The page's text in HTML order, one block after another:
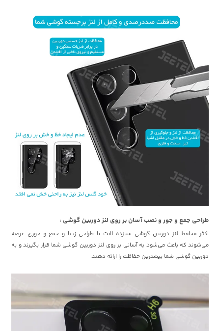
طراحی جمع و جور و نصب آسان بر روی لنز دوربین گوشی :
اکثر محافظ لنز دوربین گوشی سیزده لایت با طراحی زیبا و جمع و جوری عرضه
می‌شوند که باعث می‌شود به آسانی بر روی لنز دوربین گوشی شما قرار بگیرند و به
دوربین گوشی شما بیشترین حفاظت را ارائه دهند.